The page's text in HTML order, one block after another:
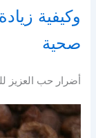
وكيفية
صحية
أضرار حب العزيز